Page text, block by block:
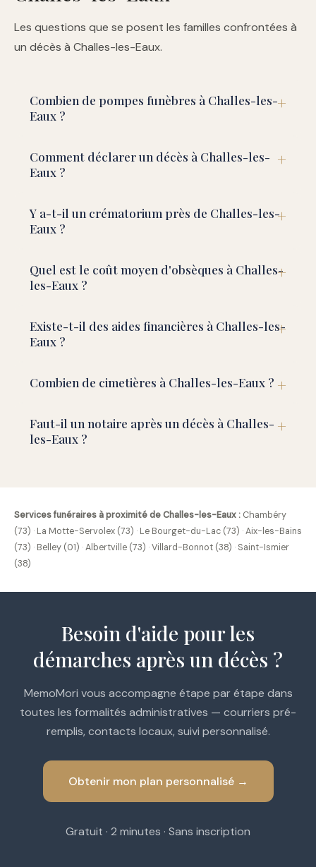
Les questions que se posent les familles confrontées à
un décès à Challes-les-Eaux.
Combien de pompes funèbres à Challes-les-
Eaux ?
Comment déclarer un décès à Challes-les-
Eaux ?
Y a-t-il un crématorium près de Challes-les-
Eaux ?
Quel est le coût moyen d'obsèques à Challes-
les-Eaux ?
Existe-t-il des aides financières à Challes-les-
Eaux ?
Combien de cimetières à Challes-les-Eaux ?
Faut-il un notaire après un décès à Challes-
les-Eaux ?
Services funéraires à proximité de Challes-les-Eaux : Chambéry
(73) · La Motte-Servolex (73) · Le Bourget-du-Lac (73) ·Aix-les-Bains
(73) · Belley (01) ·Albertville (73) ·Villard-Bonnot (38) · Saint-Ismier
(38)
Besoin d'aide pour les
démarches après un décès ?
MemoMori vous accompagne étape par étape dans
toutes les formalités administratives — courriers pré-
remplis, contacts locaux, suivi personnalisé.
Obtenir mon plan personnalisé →
Gratuit · 2 minutes · Sans inscription